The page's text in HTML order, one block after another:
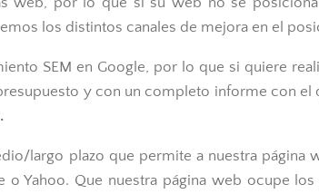
los distintos canales de mejora en el
SEM en Google, por lo que si quiere
y con un completo informe con
largo plazo que permite a nuestra
Yahoo. Que nuestra página web ocupe